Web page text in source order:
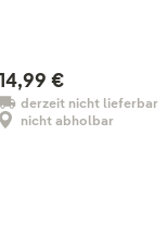
14,99 €
derzeit nicht lieferbar
nicht abholbar